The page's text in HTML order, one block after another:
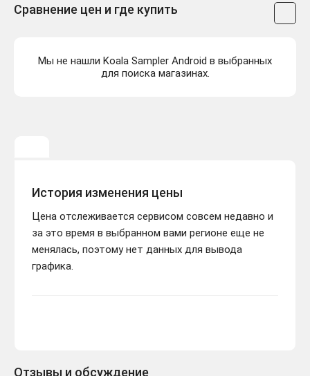
Сравнение цен и где купить
Мы не нашли Koala Sampler Android в выбранных
для поиска магазинах.
История изменения цены
Цена отслеживается сервисом совсем недавно и
за это время в выбранном вами регионе еще не
менялась, поэтому нет данных для вывода
графика.
Отзывы и обсуждение